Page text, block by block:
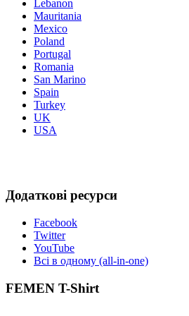
Lebanon
Mauritania
Mexico
Poland
Portugal
Romania
San Marino
Spain
Turkey
UK
USA
Додаткові ресурси
Facebook
Twitter
YouTube
Всі в одному (all-in-one)
FEMEN T-Shirt